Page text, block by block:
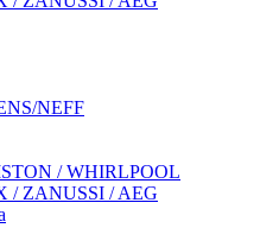
NEFF
/ WHIRLPOOL
/ ZANUSSI / AEG